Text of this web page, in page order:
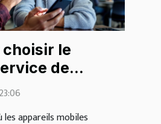
choisir le
de
vos
les appareils mobiles